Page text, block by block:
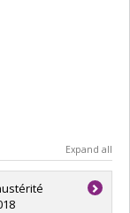
Expand all